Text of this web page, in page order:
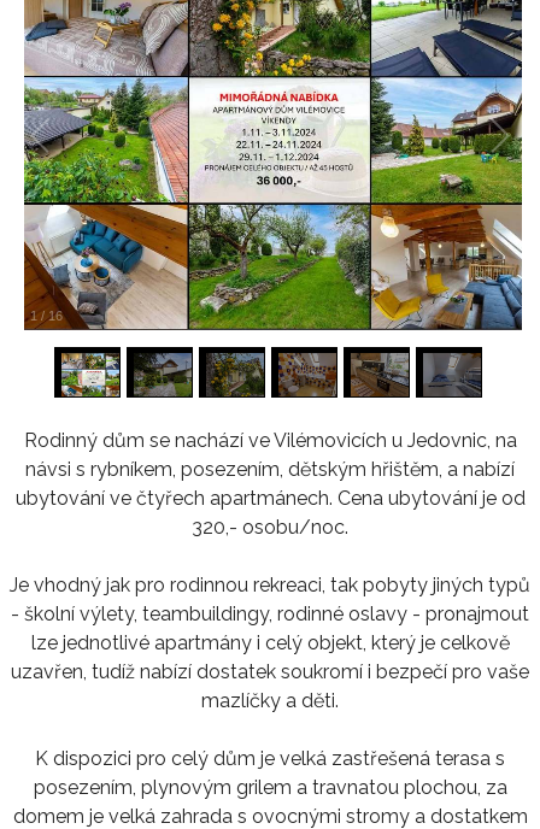
1 / 16
Rodinný dům se nachází ve Vilémovicích u Jedovnic, na
návsi s rybníkem, posezením, dětským hřištěm, a nabízí
ubytování ve čtyřech apartmánech. Cena ubytování je od
320,- osobu/noc.
Je vhodný jak pro rodinnou rekreaci, tak pobyty jiných typů
- školní výlety, teambuildingy, rodinné oslavy - pronajmout
lze jednotlivé apartmány i celý objekt, který je celkově
uzavřen, tudíž nabízí dostatek soukromí i bezpečí pro vaše
mazlíčky a děti.
K dispozici pro celý dům je velká zastřešená terasa s
posezením, plynovým grilem a travnatou plochou, za
domem je velká zahrada s ovocnými stromy a dostatkem